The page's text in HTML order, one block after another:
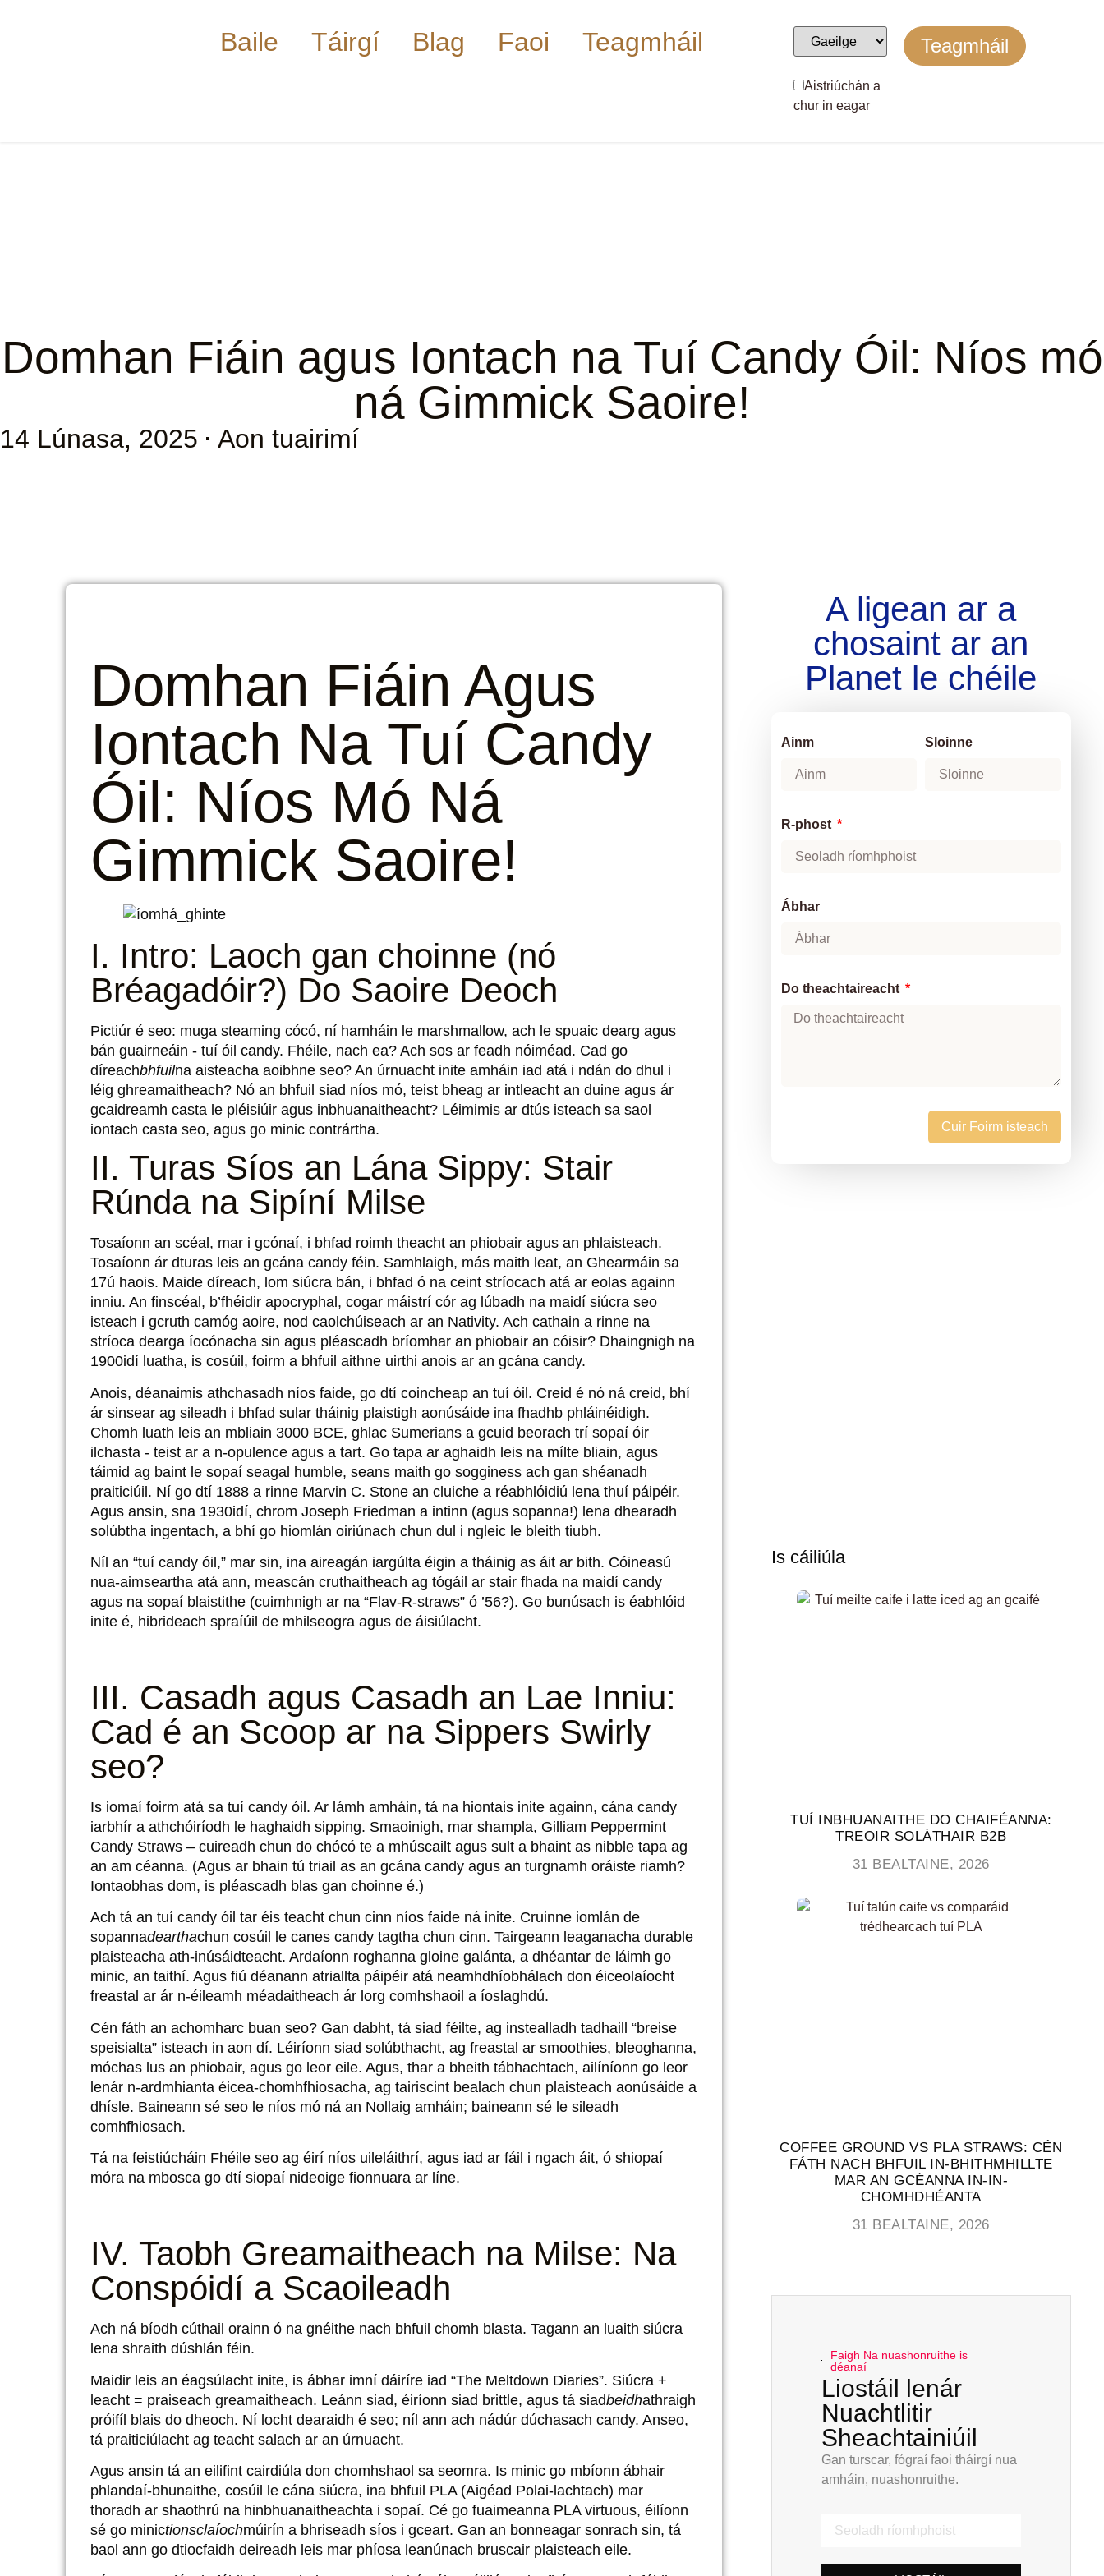
Baile Táirgí Blag Faoi Teagmháil
Aistriúchán a
chur in eagar
Teagmháil
Domhan Fiáin agus Iontach na Tuí Candy Óil: Níos mó
ná Gimmick Saoire!
14 Lúnasa, 2025 Aon tuairimí
Domhan Fiáin Agus
Iontach Na Tuí Candy
Óil: Níos Mó Ná
Gimmick Saoire!
I. Intro: Laoch gan choinne (nó
Bréagadóir?) Do Saoire Deoch
Pictiúr é seo: muga steaming cócó, ní hamháin le marshmallow, ach le spuaic dearg agus
bán guairneáin - tuí óil candy. Fhéile, nach ea? Ach sos ar feadh nóiméad. Cad go
díreachbhfuilna aisteacha aoibhne seo? An úrnuacht inite amháin iad atá i ndán do dhul i
léig ghreamaitheach? Nó an bhfuil siad níos mó, teist bheag ar intleacht an duine agus ár
gcaidreamh casta le pléisiúir agus inbhuanaitheacht? Léimimis ar dtús isteach sa saol
iontach casta seo, agus go minic contrártha.
II. Turas Síos an Lána Sippy: Stair
Rúnda na Sipíní Milse
Tosaíonn an scéal, mar i gcónaí, i bhfad roimh theacht an phiobair agus an phlaisteach.
Tosaíonn ár dturas leis an gcána candy féin. Samhlaigh, más maith leat, an Ghearmáin sa
17ú haois. Maide díreach, lom siúcra bán, i bhfad ó na ceint stríocach atá ar eolas againn
inniu. An finscéal, b’fhéidir apocryphal, cogar máistrí cór ag lúbadh na maidí siúcra seo
isteach i gcruth camóg aoire, nod caolchúiseach ar an Nativity. Ach cathain a rinne na
stríoca dearga íocónacha sin agus pléascadh bríomhar an phiobair an cóisir? Dhaingnigh na
1900idí luatha, is cosúil, foirm a bhfuil aithne uirthi anois ar an gcána candy.
Anois, déanaimis athchasadh níos faide, go dtí coincheap an tuí óil. Creid é nó ná creid, bhí
ár sinsear ag sileadh i bhfad sular tháinig plaistigh aonúsáide ina fhadhb phláinéidigh.
Chomh luath leis an mbliain 3000 BCE, ghlac Sumerians a gcuid beorach trí sopaí óir
ilchasta - teist ar a n-opulence agus a tart. Go tapa ar aghaidh leis na mílte bliain, agus
táimid ag baint le sopaí seagal humble, seans maith go sogginess ach gan shéanadh
praiticiúil. Ní go dtí 1888 a rinne Marvin C. Stone an cluiche a réabhlóidiú lena thuí páipéir.
Agus ansin, sna 1930idí, chrom Joseph Friedman a intinn (agus sopanna!) lena dhearadh
solúbtha ingentach, a bhí go hiomlán oiriúnach chun dul i ngleic le bleith tiubh.
Níl an “tuí candy óil,” mar sin, ina aireagán iargúlta éigin a tháinig as áit ar bith. Cóineasú
nua-aimseartha atá ann, meascán cruthaitheach ag tógáil ar stair fhada na maidí candy
agus na sopaí blaistithe (cuimhnigh ar na “Flav-R-straws” ó ’56?). Go bunúsach is éabhlóid
inite é, hibrideach spraíúil de mhilseogra agus de áisiúlacht.
III. Casadh agus Casadh an Lae Inniu:
Cad é an Scoop ar na Sippers Swirly
seo?
Is iomaí foirm atá sa tuí candy óil. Ar lámh amháin, tá na hiontais inite againn, cána candy
iarbhír a athchóiríodh le haghaidh sipping. Smaoinigh, mar shampla, Gilliam Peppermint
Candy Straws – cuireadh chun do chócó te a mhúscailt agus sult a bhaint as nibble tapa ag
an am céanna. (Agus ar bhain tú triail as an gcána candy agus an turgnamh oráiste riamh?
Iontaobhas dom, is pléascadh blas gan choinne é.)
Ach tá an tuí candy óil tar éis teacht chun cinn níos faide ná inite. Cruinne iomlán de
sopannadearthachun cosúil le canes candy tagtha chun cinn. Tairgeann leaganacha durable
plaisteacha ath-inúsáidteacht. Ardaíonn roghanna gloine galánta, a dhéantar de láimh go
minic, an taithí. Agus fiú déanann atriallta páipéir atá neamhdhíobhálach don éiceolaíocht
freastal ar ár n-éileamh méadaitheach ár lorg comhshaoil ​​a íoslaghdú.
Cén fáth an achomharc buan seo? Gan dabht, tá siad féilte, ag instealladh tadhaill “breise
speisialta” isteach in aon dí. Léiríonn siad solúbthacht, ag freastal ar smoothies, bleoghanna,
móchas lus an phiobair, agus go leor eile. Agus, thar a bheith tábhachtach, ailíníonn go leor
lenár n-ardmhianta éicea-chomhfhiosacha, ag tairiscint bealach chun plaisteach aonúsáide a
dhísle. Baineann sé seo le níos mó ná an Nollaig amháin; baineann sé le sileadh
comhfhiosach.
Tá na feistiúcháin Fhéile seo ag éirí níos uileláithrí, agus iad ar fáil i ngach áit, ó shiopaí
móra na mbosca go dtí siopaí nideoige fionnuara ar líne.
IV. Taobh Greamaitheach na Milse: Na
Conspóidí a Scaoileadh
Ach ná bíodh cúthail orainn ó na gnéithe nach bhfuil chomh blasta. Tagann an luaith siúcra
lena shraith dúshlán féin.
Maidir leis an éagsúlacht inite, is ábhar imní dáiríre iad “The Meltdown Diaries”. Siúcra +
leacht = praiseach greamaitheach. Leánn siad, éiríonn siad brittle, agus tá siadbeidhathraigh
próifíl blais do dheoch. Ní locht dearaidh é seo; níl ann ach nádúr dúchasach candy. Anseo,
tá praiticiúlacht ag teacht salach ar an úrnuacht.
Agus ansin tá an eilifint cairdiúla don chomhshaol sa seomra. Is minic go mbíonn ábhair
phlandaí-bhunaithe, cosúil le cána siúcra, ina bhfuil PLA (Aigéad Polai-lachtach) mar
thoradh ar shaothrú na hinbhuanaitheachta i sopaí. Cé go fuaimeanna PLA virtuous, éilíonn
sé go minictionsclaíochmúirín a bhriseadh síos i gceart. Gan an bonneagar sonrach sin, tá
baol ann go dtiocfaidh deireadh leis mar phíosa leanúnach bruscair plaisteach eile.
A ligean ar a
chosaint ar an
Planet le chéile
Ainm Sloinne
R-phost
Ábhar
Do theachtaireacht
Cuir Foirm isteach
Is cáiliúla
TUÍ INBHUANAITHE DO CHAIFÉANNA:
TREOIR SOLÁTHAIR B2B
31 BEALTAINE, 2026
COFFEE GROUND VS PLA STRAWS: CÉN
FÁTH NACH BHFUIL IN-BHITHMHILLTE
MAR AN GCÉANNA IN-IN-
CHOMHDHÉANTA
31 BEALTAINE, 2026
Faigh Na nuashonruithe is
déanaí
Liostáil lenár
Nuachtlitir
Sheachtainiúil
Gan turscar, fógraí faoi tháirgí nua
amháin, nuashonruithe.